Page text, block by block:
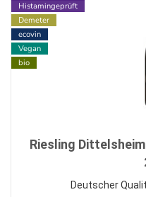
Histamingeprüft
Demeter
ecovin
Vegan
bio
Riesling
Deutscher